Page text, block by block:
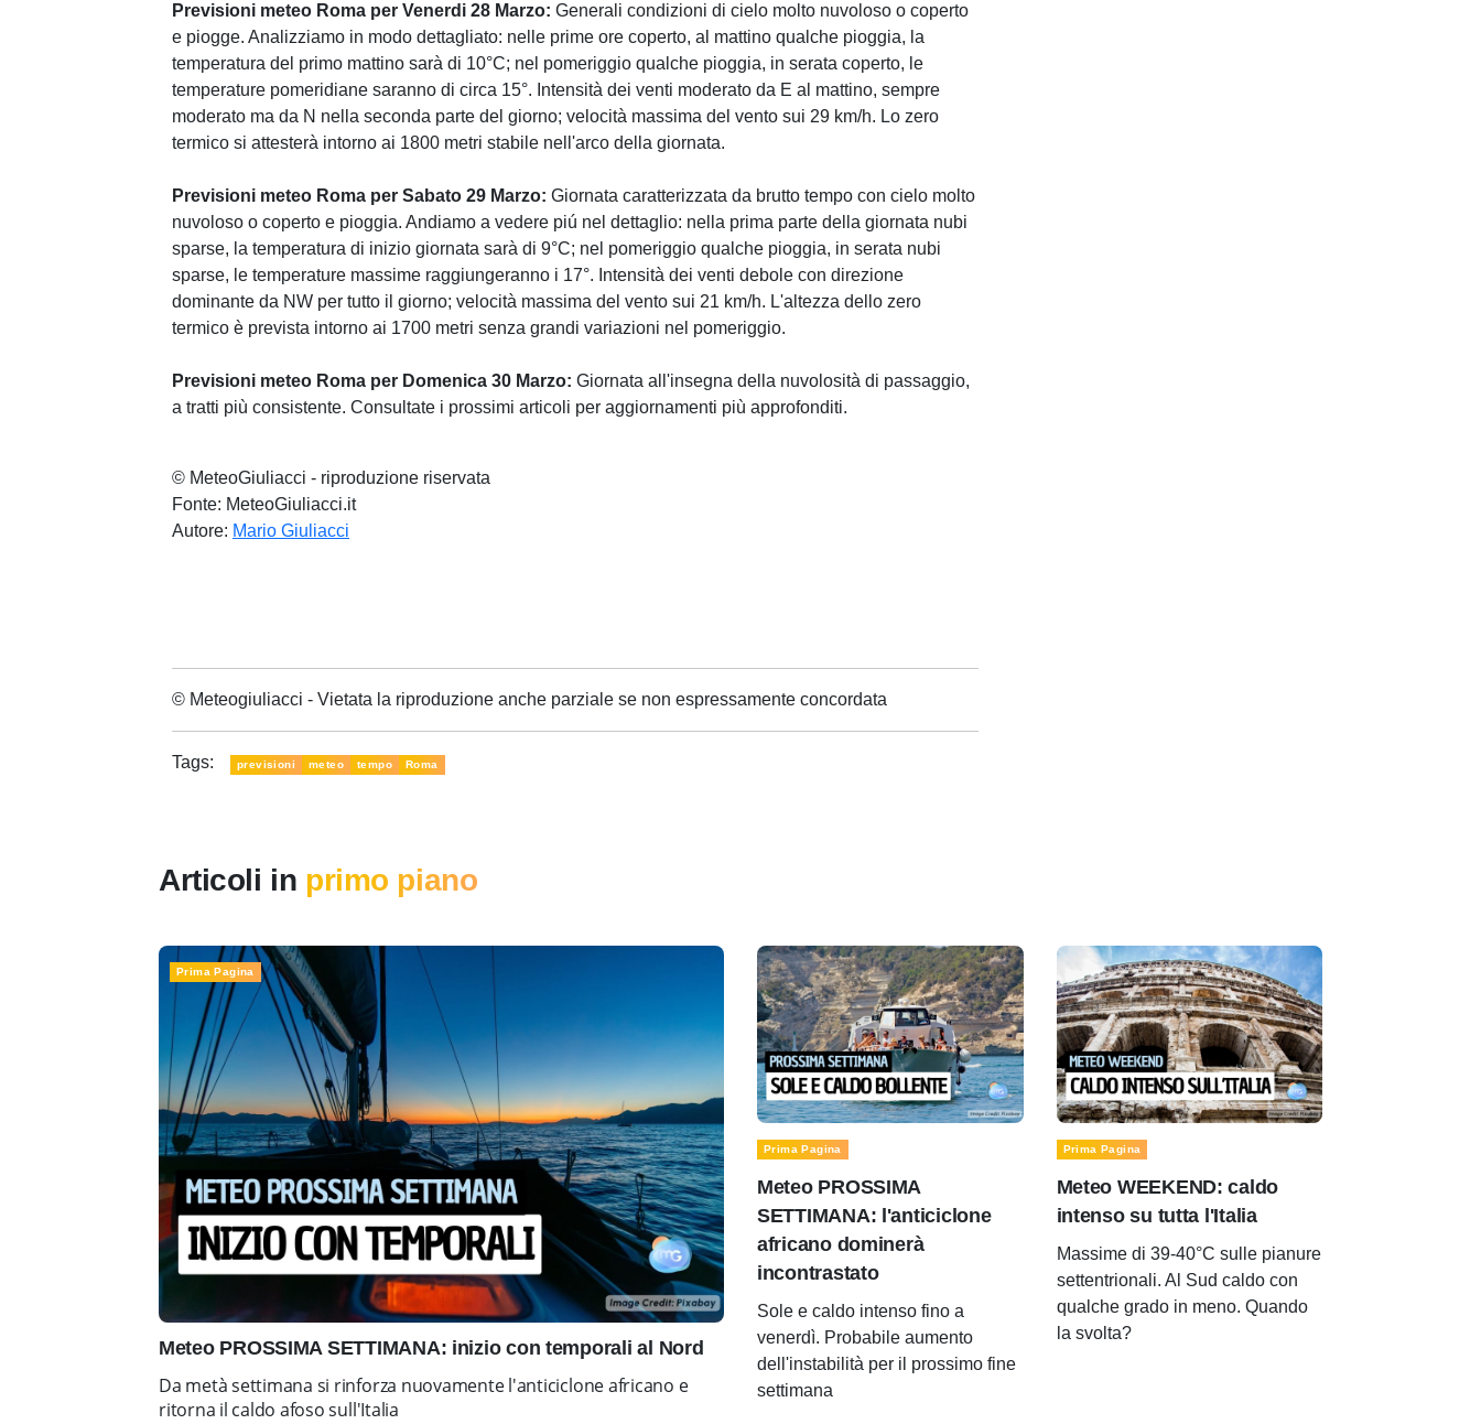
Previsioni meteo Roma per Venerdi 28 Marzo: Generali condizioni di cielo molto nuvoloso o coperto
e piogge. Analizziamo in modo dettagliato: nelle prime ore coperto, al mattino qualche pioggia, la
temperatura del primo mattino sarà di 10°C; nel pomeriggio qualche pioggia, in serata coperto, le
temperature pomeridiane saranno di circa 15°. Intensità dei venti moderato da E al mattino, sempre
moderato ma da N nella seconda parte del giorno; velocità massima del vento sui 29 km/h. Lo zero
termico si attesterà intorno ai 1800 metri stabile nell'arco della giornata.
Previsioni meteo Roma per Sabato 29 Marzo: Giornata caratterizzata da brutto tempo con cielo molto
nuvoloso o coperto e pioggia. Andiamo a vedere piú nel dettaglio: nella prima parte della giornata nubi
sparse, la temperatura di inizio giornata sarà di 9°C; nel pomeriggio qualche pioggia, in serata nubi
sparse, le temperature massime raggiungeranno i 17°. Intensità dei venti debole con direzione
dominante da NW per tutto il giorno; velocità massima del vento sui 21 km/h. L'altezza dello zero
termico è prevista intorno ai 1700 metri senza grandi variazioni nel pomeriggio.
Previsioni meteo Roma per Domenica 30 Marzo: Giornata all'insegna della nuvolosità di passaggio,
a tratti più consistente. Consultate i prossimi articoli per aggiornamenti più approfonditi.
© MeteoGiuliacci - riproduzione riservata
Fonte: MeteoGiuliacci.it
Autore: Mario Giuliacci
© Meteogiuliacci - Vietata la riproduzione anche parziale se non espressamente concordata
Tags: previsioni meteo tempo Roma
Articoli in primo piano
Prima Pagina
Meteo PROSSIMA SETTIMANA: inizio con temporali al Nord
Da metà settimana si rinforza nuovamente l'anticiclone africano e
ritorna il caldo afoso sull'Italia
Prima Pagina
Meteo PROSSIMA
SETTIMANA: l'anticiclone
africano dominerà
incontrastato
Sole e caldo intenso fino a
venerdì. Probabile aumento
dell'instabilità per il prossimo fine
settimana
Prima Pagina
Meteo WEEKEND: caldo
intenso su tutta l'Italia
Massime di 39-40°C sulle pianure
settentrionali. Al Sud caldo con
qualche grado in meno. Quando
la svolta?